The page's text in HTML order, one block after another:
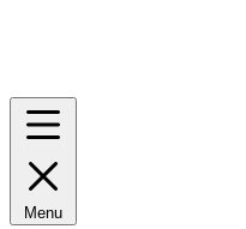
Menu